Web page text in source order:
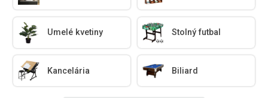
Umelé kvetiny Stolný futbal
Kancelária Biliard